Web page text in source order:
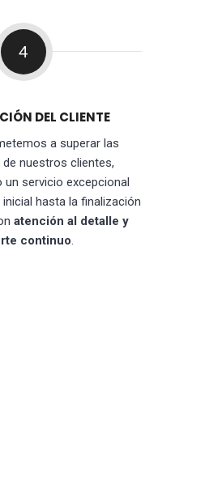
4
DEL CLIENTE
a superar las
nuestros clientes,
servicio excepcional
hasta la finalización
atención al detalle y
continuo.